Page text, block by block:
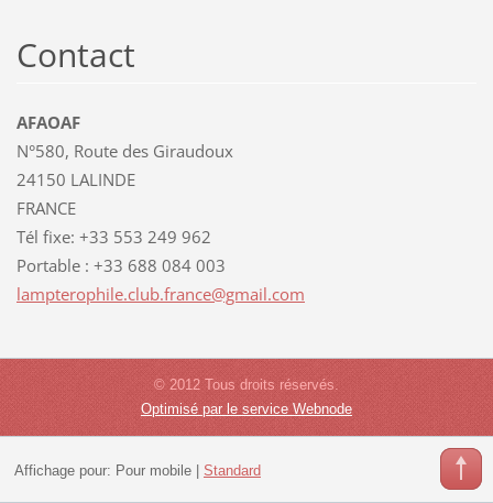
Contact
AFAOAF
N°580, Route des Giraudoux
24150 LALINDE
FRANCE
Tél fixe: +33 553 249 962
Portable : +33 688 084 003
lampterophile.club.france@gmail.com
© 2012 Tous droits réservés.
Optimisé par le service Webnode
Affichage pour: Pour mobile| Standard